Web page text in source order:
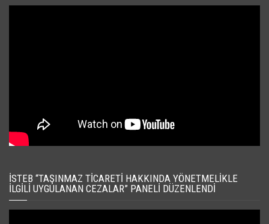
İSTEB “TAŞINMAZ TICARETI HAKKINDA YÖNETMELIKLE
İLGILI UYGULANAN CEZALAR” PANELI DÜZENLENDI